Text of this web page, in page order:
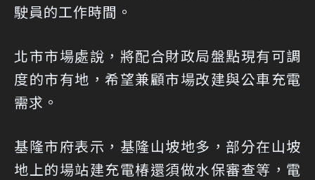
駛員的工作時間。
北市市場處說，將配合財政局盤點現有可調
度的市有地，希望兼顧市場改建與公車充電
需求。
基隆市府表示，基隆山坡地多，部分在山坡
地上的場站建充電椿還須做水保審查等，電